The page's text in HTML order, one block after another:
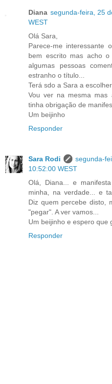
Diana segunda-feira, 25
WEST
Olá Sara,
Parece-me interessante
bem escrito mas acho
algumas pessoas
estranho o título...
Terá sdo a Sara a
Vou ver na mesma mas
tinha obrigação de
Um beijinho
Responder
Sara Rodi
segunda-
10:52:00 WEST
Olá, Diana... e
minha, na verdade... e
Diz quem percebe disto,
"pegar". A ver vamos...
Um beijinho e espero que
Responder